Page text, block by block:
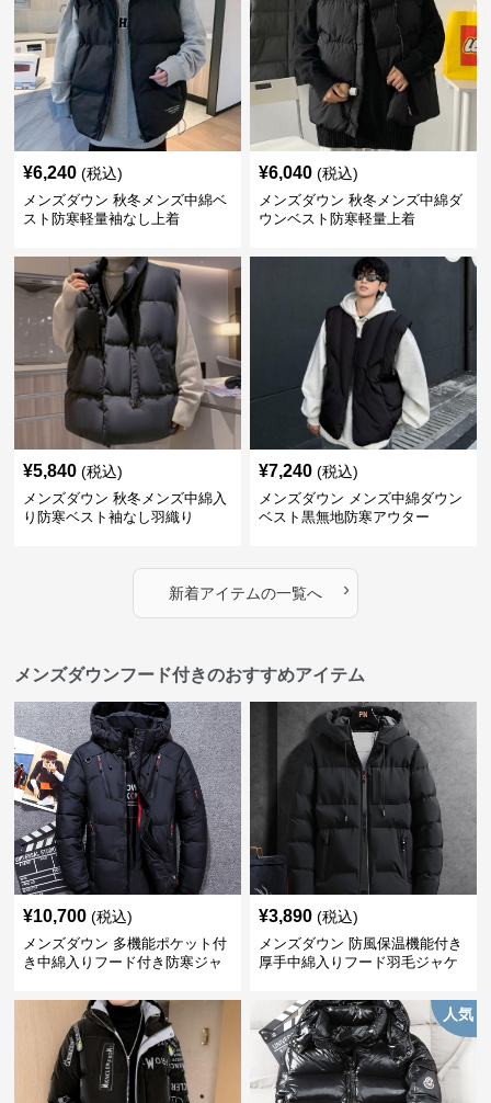
¥6,240 (税込)
メンズダウン 秋冬メンズ中綿ベ
スト防寒軽量袖なし上着
¥6,040 (税込)
メンズダウン 秋冬メンズ中綿ダ
ウンベスト防寒軽量上着
¥5,840 (税込)
メンズダウン 秋冬メンズ中綿入
り防寒ベスト袖なし羽織り
¥7,240 (税込)
メンズダウン メンズ中綿ダウン
ベスト黒無地防寒アウター
新着アイテムの一覧へ ›
メンズダウンフード付きのおすすめアイテム
¥10,700 (税込)
メンズダウン 多機能ポケット付
き中綿入りフード付き防寒ジャ
¥3,890 (税込)
メンズダウン 防風保温機能付き
厚手中綿入りフード羽毛ジャケ
人気